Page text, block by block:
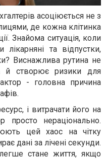
асоціюється не з
де кожна клітинка
Знайома ситуація, коли
лікарняні та відпустки,
Виснажлива рутина не
й створює ризики для
- головна причина
і витрачати його на
просто нераціонально.
цей хаос на чітку
дані за лічені секунди.
стане життя, якщо